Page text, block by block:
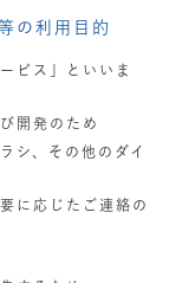
の利用目的
ビス」といいま
開発のため
シ、その他のダイ
に応じたご連絡の